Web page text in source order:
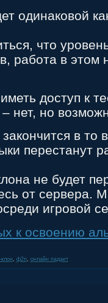
одинаковой
что
работа в этом
доступ к
нет, но
в то
перестанут
не будет
от сервера.
игровой
к освоению
клон, ф2п, онлайн падает